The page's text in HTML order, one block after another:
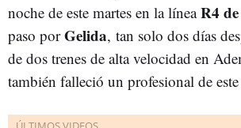
noche de este martes en la líneaR4
paso porGelida, tan solo dos días
de dos trenes de alta velocidad en
también falleció un profesional de este